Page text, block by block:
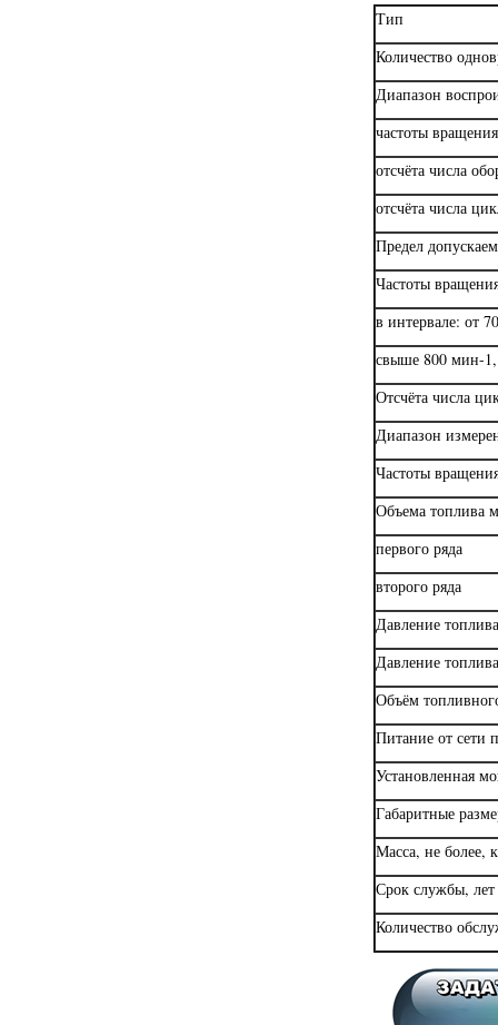
Тип
Количество
Диапазон
частоты
отсчёта числа
отсчёта числа
Предел
Частоты
в интервале: от
свыше 800 мин-
Отсчёта числа
Диапазон
Частоты
Объема топлива
первого ряда
второго ряда
Давление
Давление
Объём
Питание от сети
Установленная
Габаритные
Масса, не более,
Срок службы, лет
Количество